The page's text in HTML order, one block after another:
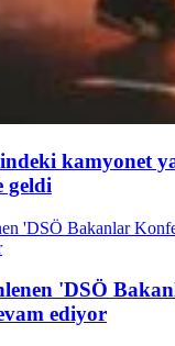
kamyonet
geldi
'DSÖ
ediyor